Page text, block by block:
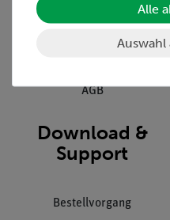
Hinweisgeberschutz
Datenschutz
AGB
Download &
Support
Bestellvorgang
Alle
Auswahl